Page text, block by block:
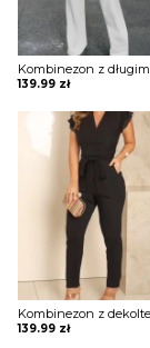
139.99 zł
139.99 zł